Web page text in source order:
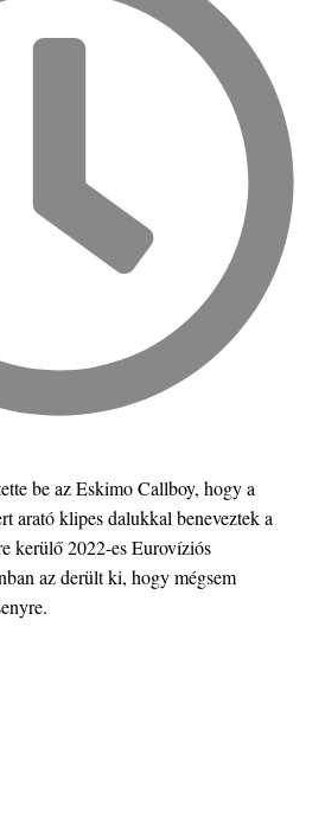
be az Eskimo Callboy, hogy a
arató klipes dalukkal beneveztek a
kerülő 2022-es Eurovíziós
az derült ki, hogy mégsem